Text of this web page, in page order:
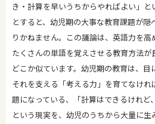
き・計算を早いうちからやればよい」
とすると、幼児期の大事な教育課題が
りかねません。この議論は、英語力を
たくさんの単語を覚えさせる教育方法
どこか似ています。幼児期の教育は、目
それを支える「考える力」を育てなけ
題になっている、「計算はできるけれど
という現実を、幼児のうちから大量に